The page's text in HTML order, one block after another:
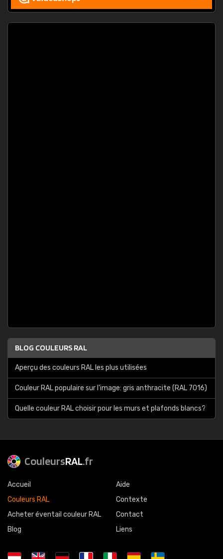
BLOG COULEURS RAL
Aperçu des couleurs RAL les plus utilisées
Couleur RAL populaire sur l'image: gris anthracite (RAL 7016)
Quelle couleur RAL choisir pour les murs et plafonds blancs?
CouleursRAL.fr
Accueil
Couleurs RAL
Acheter éventail couleur RAL
Blog
Aide
Contexte
Contact
Liens